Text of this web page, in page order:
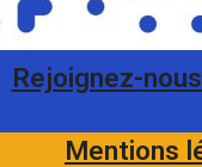
Rejoignez-
Mentions